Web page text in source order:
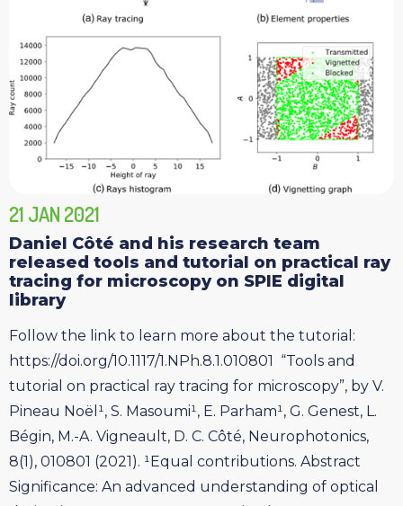
21 JAN 2021
Daniel Côté and his research team
released tools and tutorial on practical ray
tracing for microscopy on SPIE digital
library
Follow the link to learn more about the tutorial:
https://doi.org/10.1117/1.NPh.8.1.010801 “Tools and
tutorial on practical ray tracing for microscopy”, by V.
Pineau Noël¹, S. Masoumi¹, E. Parham¹, G. Genest, L.
Bégin, M.-A. Vigneault, D. C. Côté, Neurophotonics,
8(1), 010801 (2021). ¹Equal contributions. Abstract
Significance: An advanced understanding of optical